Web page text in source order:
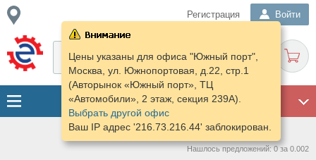
Регистрация Войти
Цены указаны для офиса "Южный порт",
Москва, ул. Южнопортовая, д.22, стр.1
(Авторынок «Южный порт», ТЦ
«Автомобили», 2 этаж, секция 239А).
Выбрать другой офис
Ваш IP адрес '216.73.216.44' заблокирован.
Нашлось предложений: 0 за 0.002